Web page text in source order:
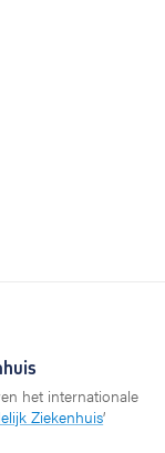
het internationale
Ziekenhuis’